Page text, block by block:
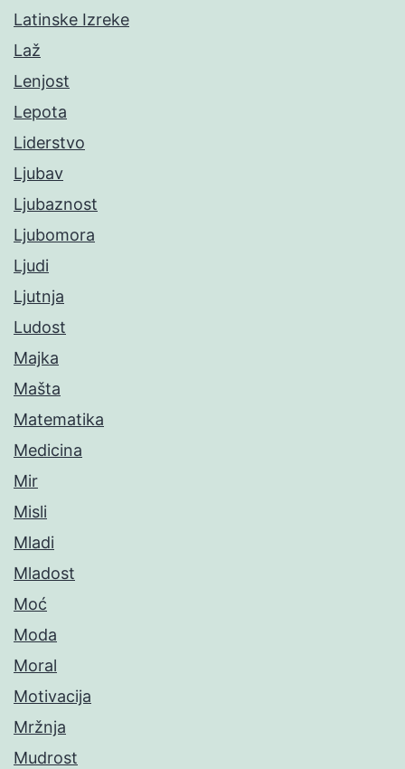
Latinske Izreke
Laž
Lenjost
Lepota
Liderstvo
Ljubav
Ljubaznost
Ljubomora
Ljudi
Ljutnja
Ludost
Majka
Mašta
Matematika
Medicina
Mir
Misli
Mladi
Mladost
Moć
Moda
Moral
Motivacija
Mržnja
Mudrost